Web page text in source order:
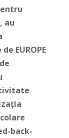
au
EUROPE
back-